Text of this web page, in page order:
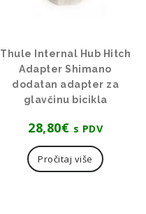
Thule Internal Hub Hitch
Adapter Shimano
dodatan adapter za
glavčinu bicikla
28,80€ s PDV
Pročitaj više